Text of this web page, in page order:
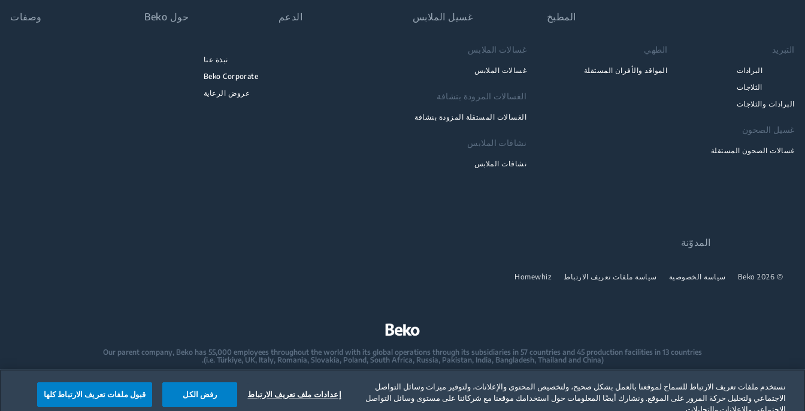
المطبخ
التبريد
البرادات
الثلاجات
البرادات والثلاجات
الطهي
المواقد والأفران المستقلة
غسيل الصحون
غسالات الصحون المستقلة
غسيل الملابس
غسالات الملابس
غسالات الملابس
الغسالات المزودة بنشافة
الغسالات المستقلة المزودة بنشافة
نشافات الملابس
نشافات الملابس
الدعم حول Beko
نبذة عنا
Beko Corporate
عروض الرعاية
وصفات
المدوّنة
© 2026 Beko سياسة الخصوصية سياسة ملفات تعريف الارتباط Homewhiz
Our parent company, Beko has 55,000 employees throughout the world with its global operations through its subsidiaries in 57 countries and 45 production facilities in 13 countries
(i.e. Türkiye, UK, Italy, Romania, Slovakia, Poland, South Africa, Russia, Pakistan, India, Bangladesh, Thailand and China).
Beko became the largest white goods company in Europe with its market share (based on volumes). Beko’s 31 R&D and Design Centers & Offices across the globe
are home to over 2,300 researchers and hold more than 3,500 international registered patent applications to date.
نستخدم ملفات تعريف الارتباط للسماح لموقعنا بالعمل بشكل صحيح، ولتخصيص المحتوى والإعلانات، ولتوفير ميزات وسائل التواصل
الاجتماعي ولتحليل حركة المرور على الموقع. ونشارك أيضًا المعلومات حول استخدامك موقعنا مع شركائنا على مستوى وسائل التواصل
إعدادات ملف تعريف الارتباط رفض الكل قبول ملفات تعريف الارتباط كلها